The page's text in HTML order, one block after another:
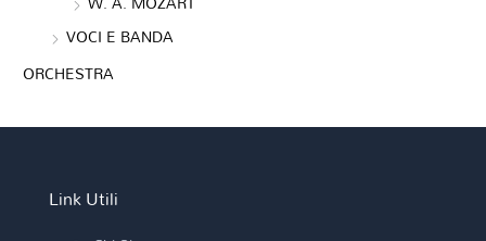
VOCI E BANDA
ORCHESTRA
Link Utili